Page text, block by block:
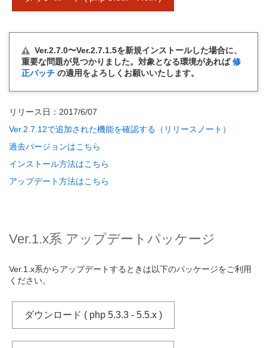
Ver.2.7.0〜Ver.2.7.1.5を新規インストールした場合に、
重要な問題が見つかりました。対象となる環境があれば修
正パッチ の適用をよろしくお願いいたします。
リリース日：2017/6/07
Ver.2.7.12で追加された機能を確認する（リリースノート）
過去バージョンはこちら
インストール方法はこちら
アップデート方法はこちら
Ver.1.x系 アップデートパッケージ
Ver.1.x系からアップデートするときは以下のパッケージをご利用
ください。
ダウンロード ( php 5.3.3 - 5.5.x )